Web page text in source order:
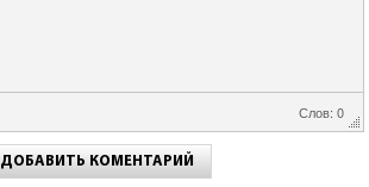
Слов: 0
ДОБАВИТЬ КОМЕНТАРИЙ